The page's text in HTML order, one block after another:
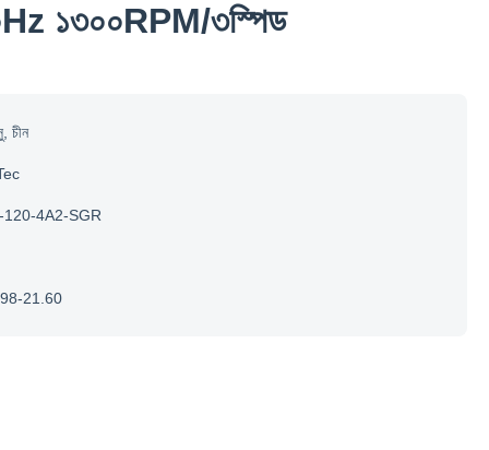
১৩০০RPM/৩স্পিড
চীন
120-4A2-SGR
21.60